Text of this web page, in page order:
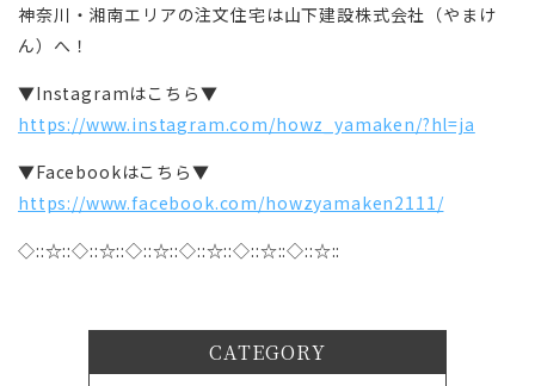
神奈川・湘南エリアの注文住宅は山下建設株式会社（やまけ
ん）へ！
▼Instagramはこちら▼
https://www.instagram.com/howz_yamaken/?hl=ja
▼Facebookはこちら▼
https://www.facebook.com/howzyamaken2111/
◇::☆::◇::☆::◇::☆::◇::☆::◇::☆::◇::☆::
CATEGORY